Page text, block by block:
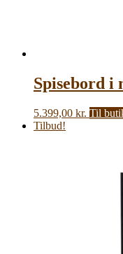
Spisebord i
5.399,00 kr. Til
Tilbud!